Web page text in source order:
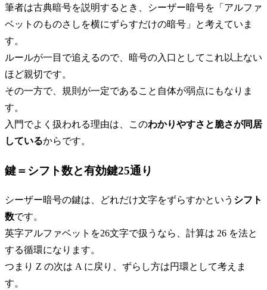
筆者は古典暗号を説明するとき、シーザー暗号を「アルファ
ベットのものさしを横にずらすだけの暗号」と考えていま
す。
ルールが一目で追えるので、暗号の入口としてこれ以上ない
ほど親切です。
その一方で、規則が一定であること自体が弱点にもなりま
す。
入門でよく扱われる理由は、このわかりやすさと脆さが同居
しているからです。
鍵＝シフト数と有効鍵25通り
シーザー暗号の鍵は、どれだけ文字をずらすかという シフト
数です。
英字アルファベットを26文字で扱うなら、計算は 26 を法と
する循環になります。
つまり Z の次は A に戻り、ずらし方は円環として考えま
す。